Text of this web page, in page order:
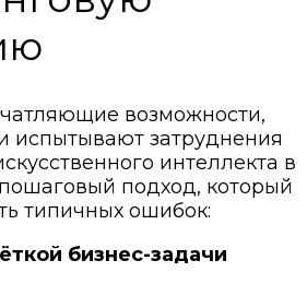
возможности,
испытывают затруднения
интеллекта в
подход, который
типичных ошибок:
бизнес-задачи